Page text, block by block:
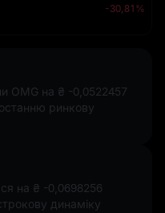
-30,81%
OMG на ₴ -0,0522457
ринкову
на ₴ -0,0698256
динаміку